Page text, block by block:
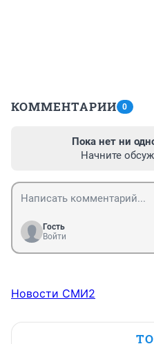
КОММЕНТАРИИ 0
Пока нет ни
Начните
Гость
Войти
Новости СМИ2